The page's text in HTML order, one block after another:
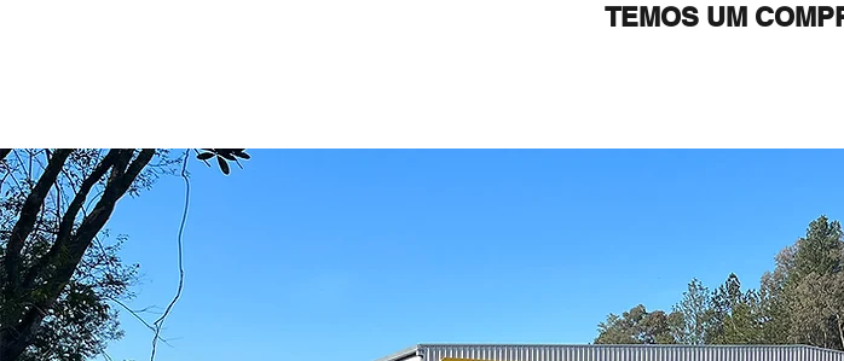
TEMOS UM